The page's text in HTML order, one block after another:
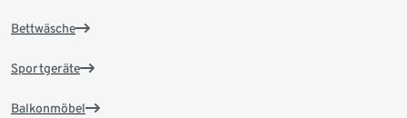
Bettwäsche
Sportgeräte
Balkonmöbel